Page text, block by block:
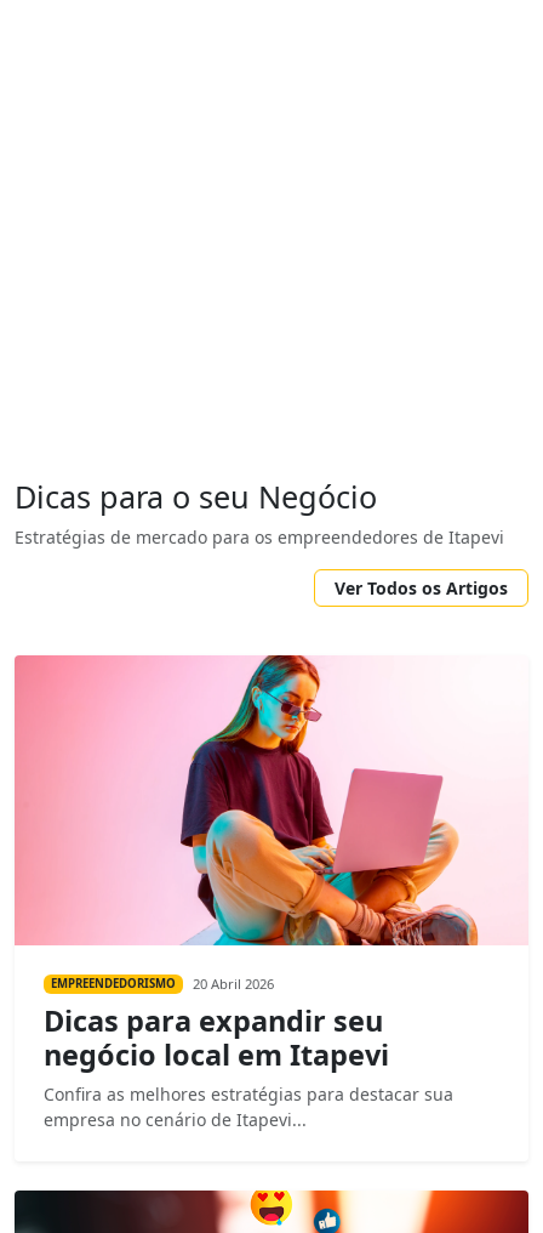
Dicas para o seu Negócio
Estratégias de mercado para os empreendedores de Itapevi
Ver Todos os Artigos
EMPREENDEDORISMO 20 Abril 2026
Dicas para expandir seu
negócio local em Itapevi
Confira as melhores estratégias para destacar sua
empresa no cenário de Itapevi...